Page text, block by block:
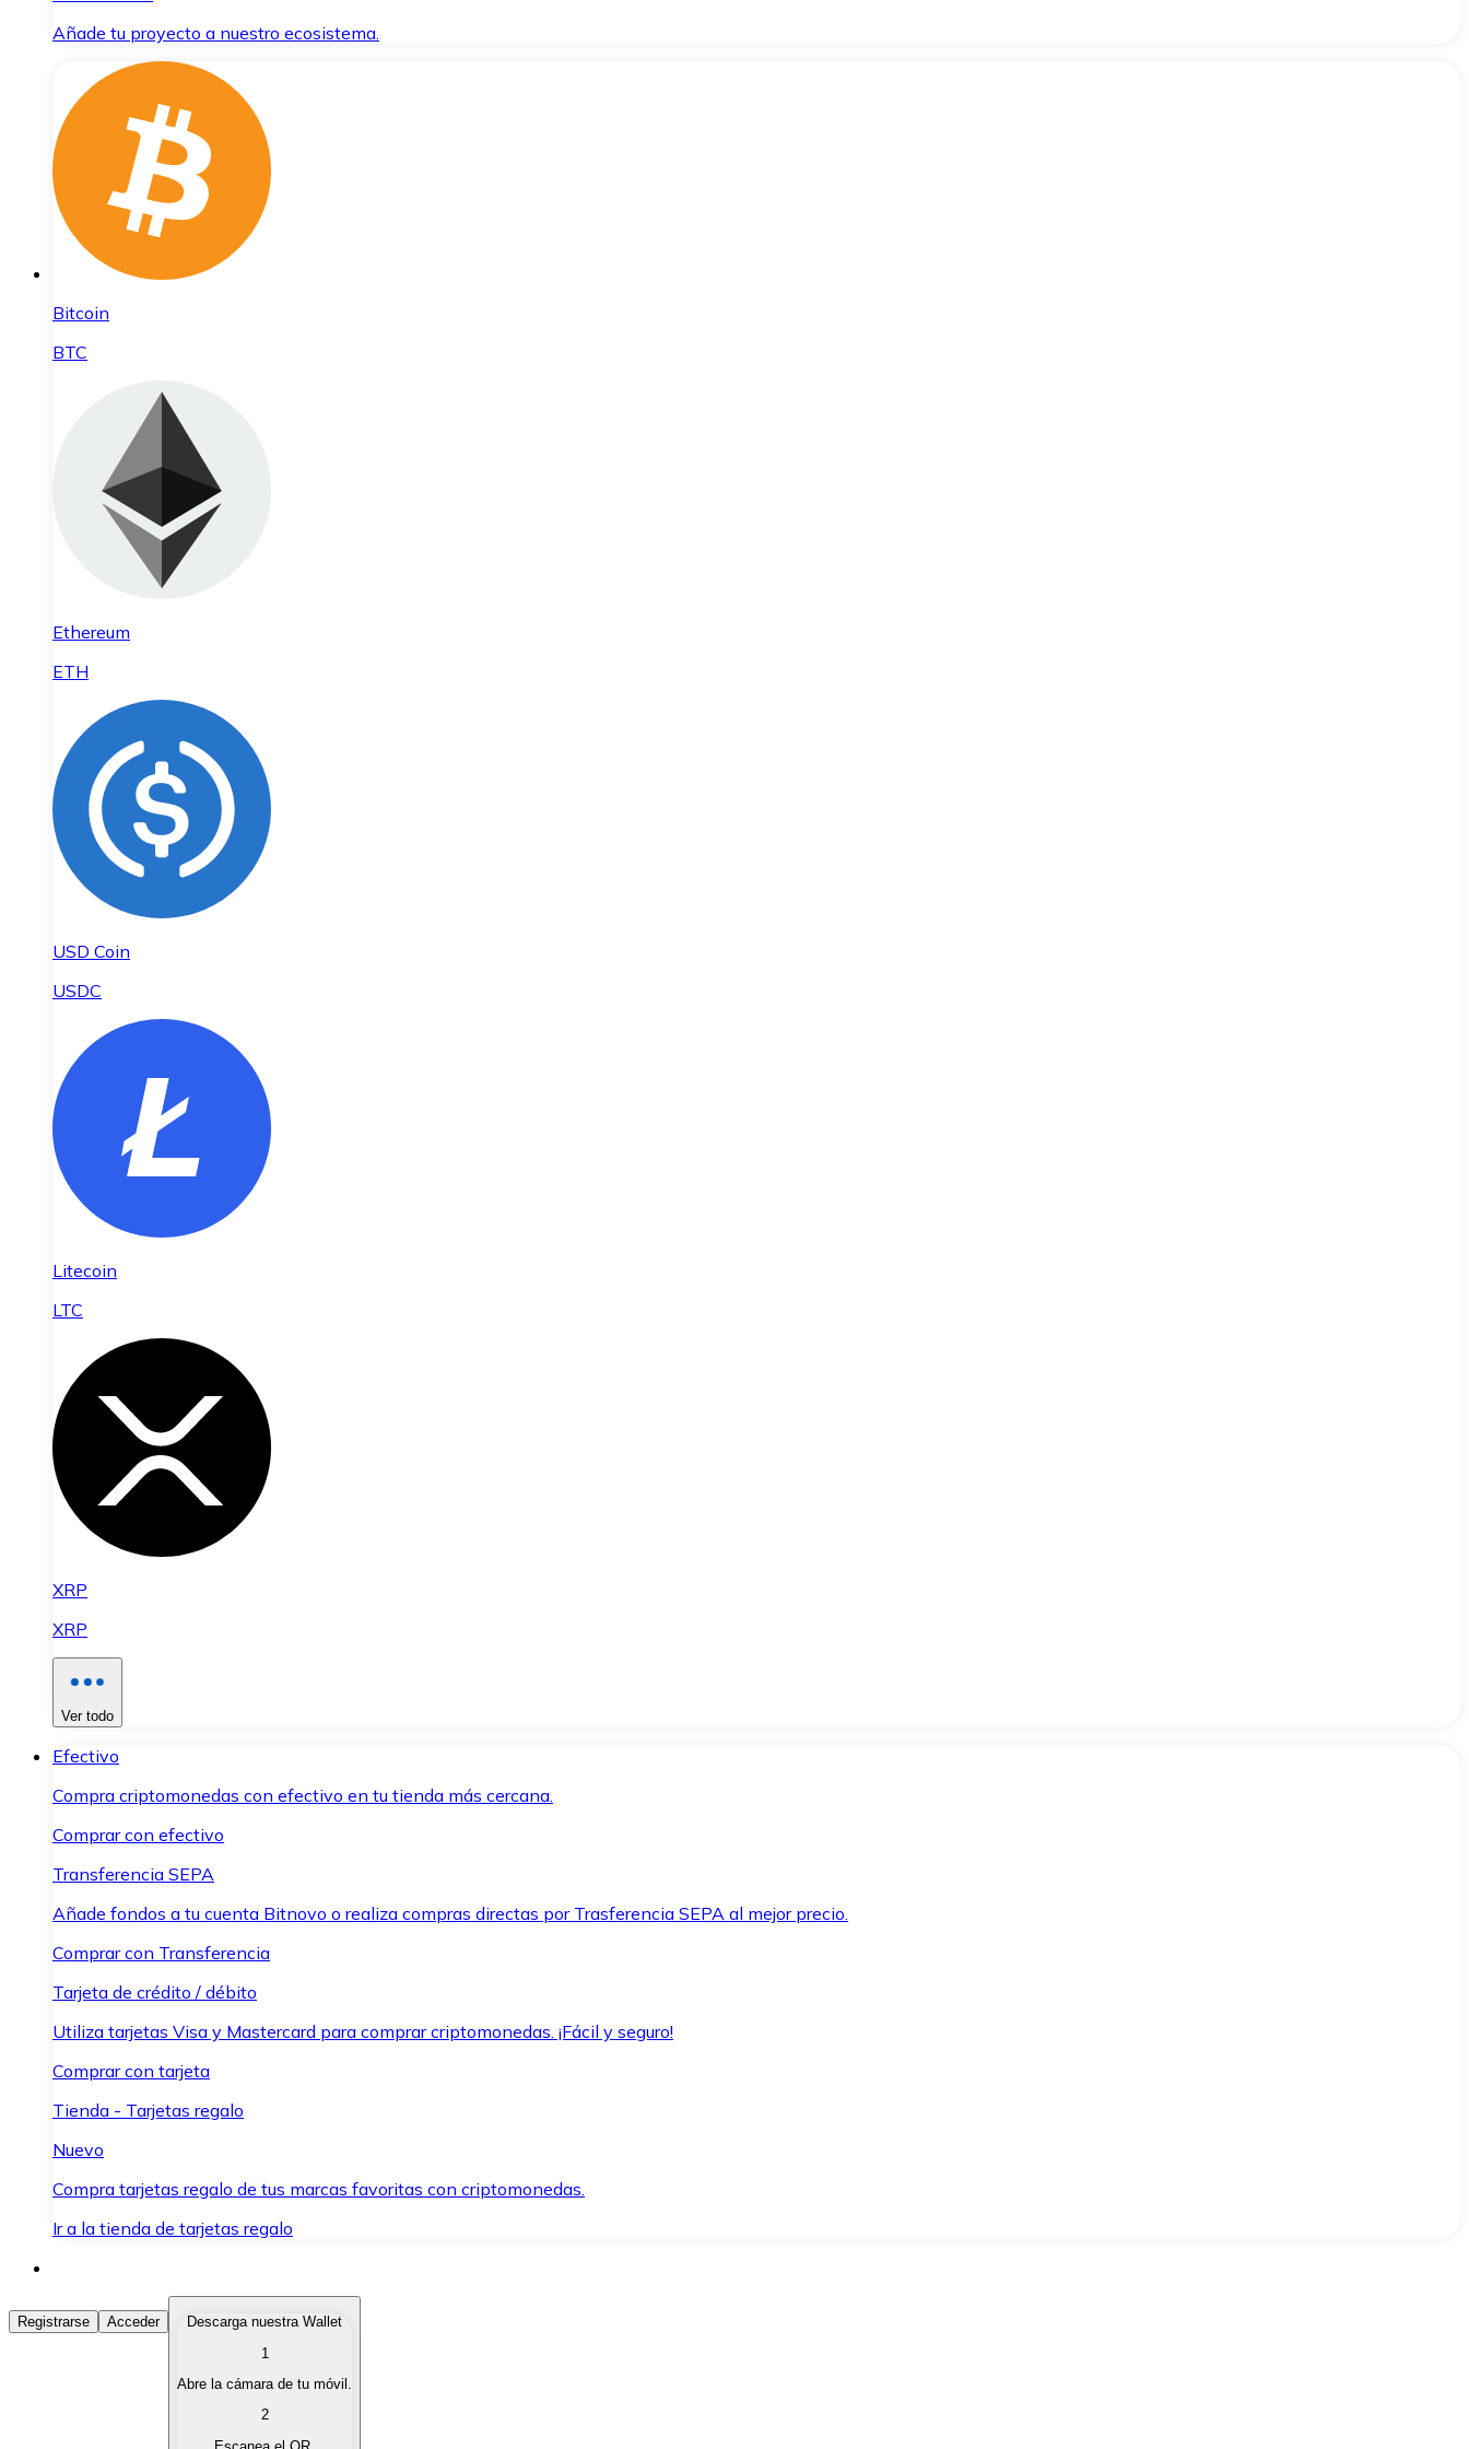
Añade tu proyecto a nuestro ecosistema.
Bitcoin
BTC
Ethereum
ETH
USD Coin
USDC
Litecoin
LTC
XRP
XRP
Ver todo
Efectivo
Compra criptomonedas con efectivo en tu tienda más cercana.
Comprar con efectivo
Transferencia SEPA
Añade fondos a tu cuenta Bitnovo o realiza compras directas por Trasferencia SEPA al mejor precio.
Comprar con Transferencia
Tarjeta de crédito / débito
Utiliza tarjetas Visa y Mastercard para comprar criptomonedas. ¡Fácil y seguro!
Comprar con tarjeta
Tienda - Tarjetas regalo
Nuevo
Compra tarjetas regalo de tus marcas favoritas con criptomonedas.
Ir a la tienda de tarjetas regalo
Comprar Criptomonedas
Compra criptomonedas con diferentes métodos de pago.
Vende tus criptomonedas de forma rápida y segura.
Registrarse Acceder
Descarga nuestra Wallet
1
Abre la cámara de tu móvil.
2